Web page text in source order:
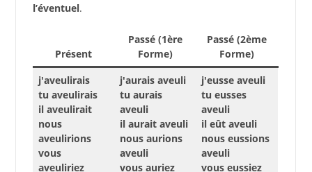
l’éventuel.
Présent
Passé (1ère
Forme)
Passé (2ème
Forme)
j'aveulirais
tu aveulirais
il aveulirait
nous
aveulirions
vous
aveuliriez
j'aurais aveuli
tu aurais
aveuli
il aurait aveuli
nous aurions
aveuli
vous auriez
j'eusse aveuli
tu eusses
aveuli
il eût aveuli
nous eussions
aveuli
vous eussiez